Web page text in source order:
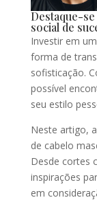
Destaque-
social de
Investir em
forma de
sofisticação.
possível
seu estilo
Neste artigo,
de cabelo
Desde cortes
inspirações
em